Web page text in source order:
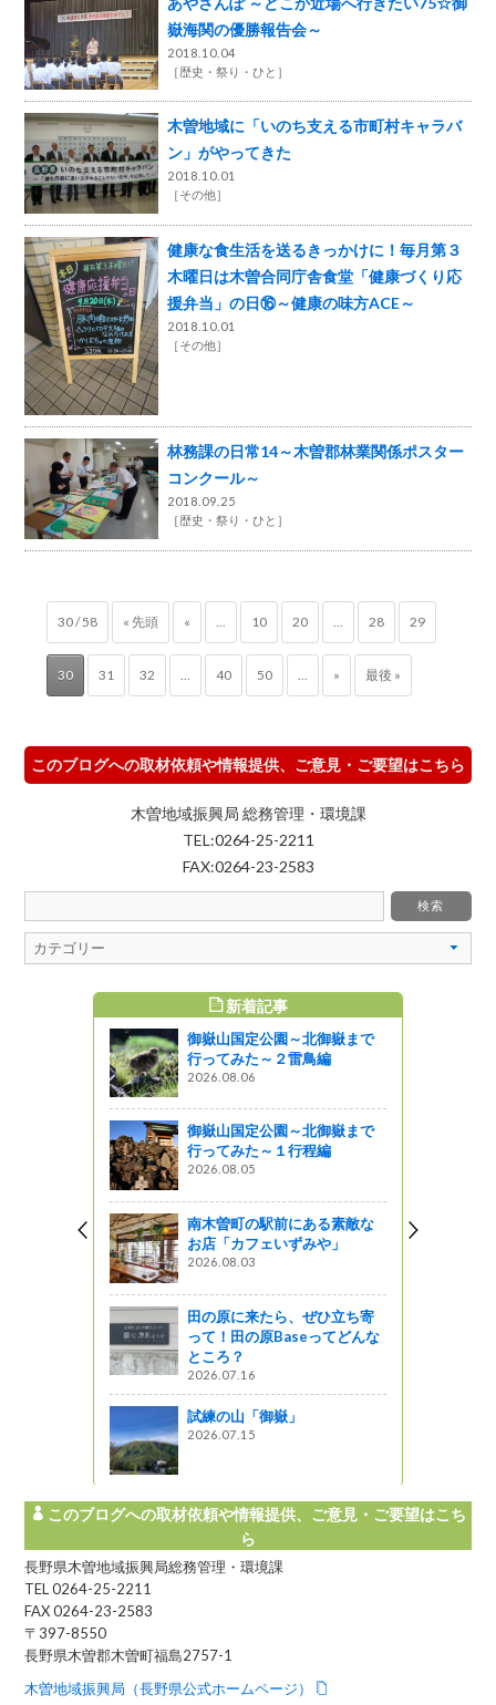
嶽海関の優勝報告会～
2018.10.04
［歴史・祭り・ひと ］
木曽地域に「いのち支える市町村キャラバ
ン」がやってきた
2018.10.01
［その他］
健康な食生活を送るきっかけに！毎月第３
木曜日は木曽合同庁舎食堂「健康づくり応
援弁当」の日⑯～健康の味方ACE～
2018.10.01
［その他］
林務課の日常14～木曽郡林業関係ポスター
コンクール～
2018.09.25
［歴史・祭り・ひと ］
30 / 58 « 先頭 « 10 20 28 29
30 31 32 40 50 » 最後 »
このブログへの取材依頼や情報提供、ご意見・ご要望はこちら
木曽地域振興局 総務管理・環境課
TEL:0264-25-2211
FAX:0264-23-2583
新着記事
御嶽山国定公園～北御嶽まで
行ってみた～２雷鳥編
2026.08.06
御嶽山国定公園～北御嶽まで
行ってみた～１行程編
2026.08.05
南木曽町の駅前にある素敵な
お店「カフェいずみや」
2026.08.03
田の原に来たら、ぜひ立ち寄
って！田の原Baseってどんな
ところ？
2026.07.16
試練の山「御嶽」
2026.07.15
このブログへの取材依頼や情報提供、ご意見・ご要望はこち
ら
長野県木曽地域振興局総務管理・環境課
TEL 0264-25-2211
FAX 0264-23-2583
〒397-8550
長野県木曽郡木曽町福島2757-1
木曽地域振興局（長野県公式ホームページ）